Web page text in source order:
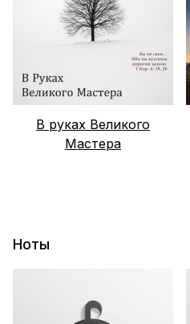
В руках Великого
Мастера
Ноты